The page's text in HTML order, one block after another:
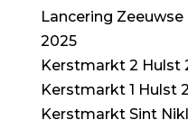
Lancering
2025
Kerstmarkt 2 Hulst
Kerstmarkt 1 Hulst
Kerstmarkt Sint